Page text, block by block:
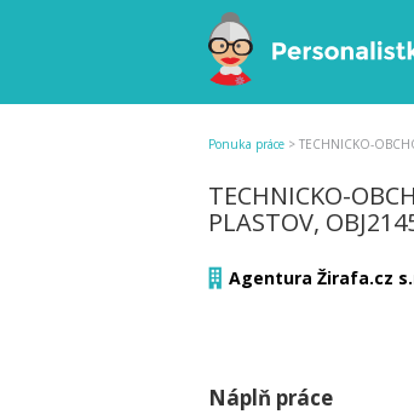
Ponuka práce > TECHNICKO-
TECHNICKO-
PLASTOV,
Agentura Žirafa.cz
Náplň práce